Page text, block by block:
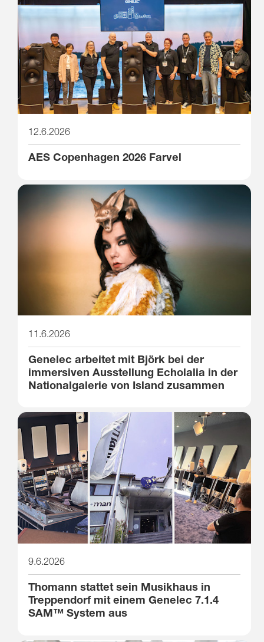
12.6.2026
AES Copenhagen 2026 Farvel
11.6.2026
Genelec arbeitet mit Björk bei der
immersiven Ausstellung Echolalia in der
Nationalgalerie von Island zusammen
9.6.2026
Thomann stattet sein Musikhaus in
Treppendorf mit einem Genelec 7.1.4
SAM™ System aus